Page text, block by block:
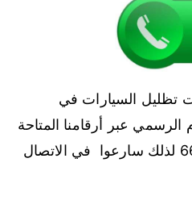
تظليل السيارات في
عبر أرقامنا المتاحة
على مدار اليوم 66400552 لذلك سارعوا في الاتصال